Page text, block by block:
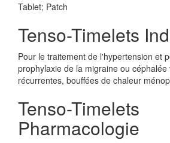
Tablet; Patch
Tenso-Timelets
Pour le traitement de l'hypertension et
prophylaxie de la migraine ou céphalée
récurrentes, bouffées de chaleur
Tenso-Timelets
Pharmacologie